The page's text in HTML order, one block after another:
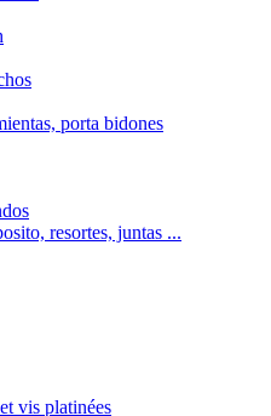
porta bidones
resortes, juntas ...
vis platinées